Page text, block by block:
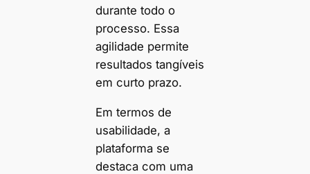
durante todo o
processo. Essa
agilidade permite
resultados tangíveis
em curto prazo.
Em termos de
usabilidade, a
plataforma se
destaca com uma